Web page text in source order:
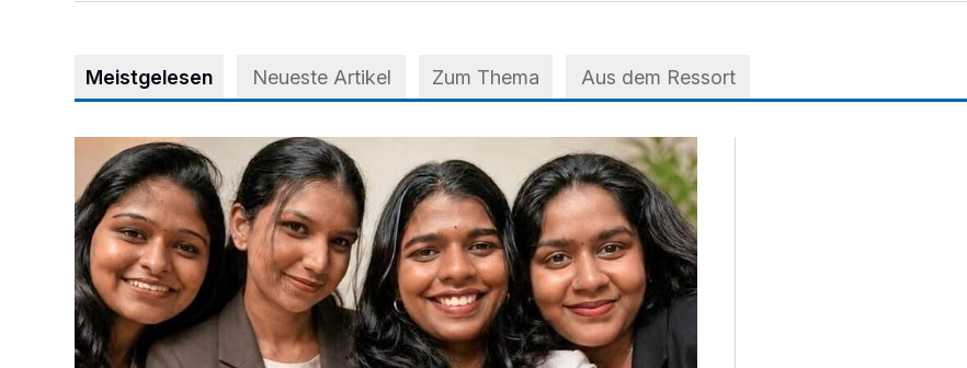
Meistgelesen Neueste Artikel Zum Thema Aus dem Ressort
Nach Betrug: Azubis der Diakonie hoffen auf Hilfe